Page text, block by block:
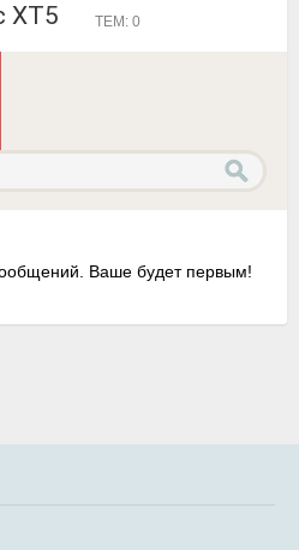
XT5 ТЕМ: 0
Ваше будет первым!